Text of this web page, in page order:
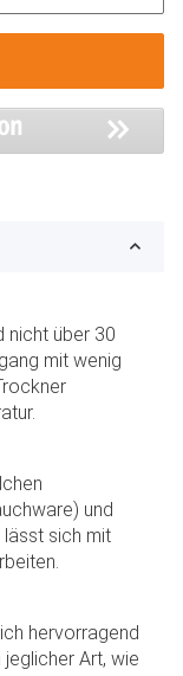
nicht über 30
mit wenig
und
lässt sich mit
hervorragend
Art, wie